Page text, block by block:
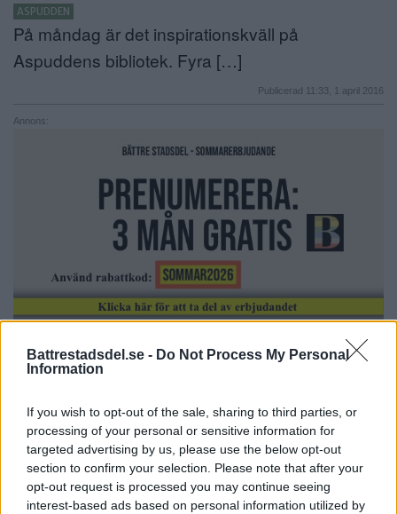
Battrestadsdel.se - Do Not Process My Personal
Information
If you wish to opt-out of the sale, sharing to third parties, or
processing of your personal or sensitive information for
targeted advertising by us, please use the below opt-out
section to confirm your selection. Please note that after your
opt-out request is processed you may continue seeing
interest-based ads based on personal information utilized by
ASPUDDEN
På måndag är det inspirationskväll på
Aspuddens bibliotek. Fyra […]
Publicerad 11:33, 1 april 2016
Annons:
Risken är att det händer igen”
GRÖNDAL
För hundra år sedan var Nynäs ett litet […]
Publicerad 08:55, 28 januari 2016